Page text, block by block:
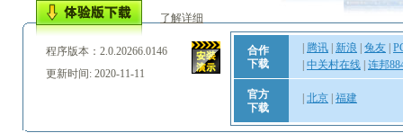
了解详细
程序版本：2.0.20266.0146
更新时间: 2020-11-11
合作
下载
腾讯 新浪 兔友
中关村在线 连邦
官方
下载
北京 福建